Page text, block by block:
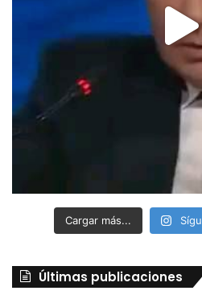
Cargar más...
Últimas publicaciones